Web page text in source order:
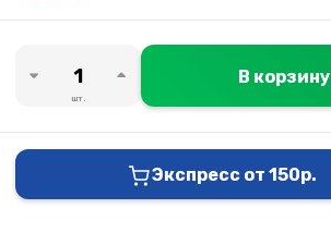
шт.
В корзину
Экспресс от 150р.